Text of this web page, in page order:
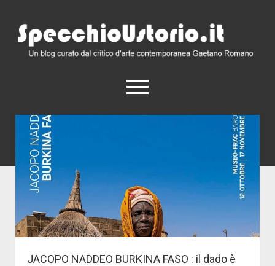
SpecchioUstorio.it
apri
menu
Eventi
JACOPO NADDEO BURKINA FASO : il dado è